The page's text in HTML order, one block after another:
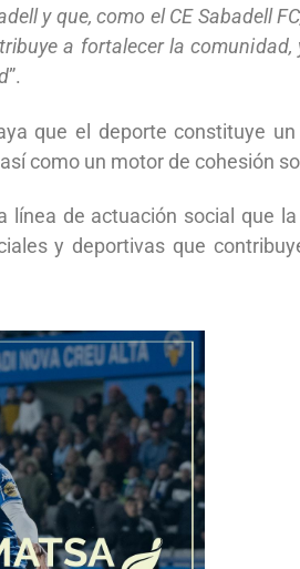
y que, como el CE Sabadell
a fortalecer la
”.
que el deporte constituye
como un motor de cohesión
línea de actuación social que
y deportivas que